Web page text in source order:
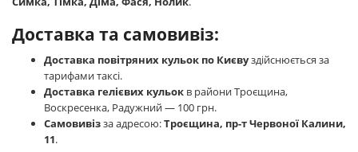
Доставка та самовивіз:
Доставка повітряних кульок по Києвуздійснюється за
тарифами таксі.
Доставка гелієвих кульок в райони Троєщина,
Воскресенка, Радужний — 100 грн.
Самовивізза адресою:Троєщина, пр-т Червоної Калини,
11.